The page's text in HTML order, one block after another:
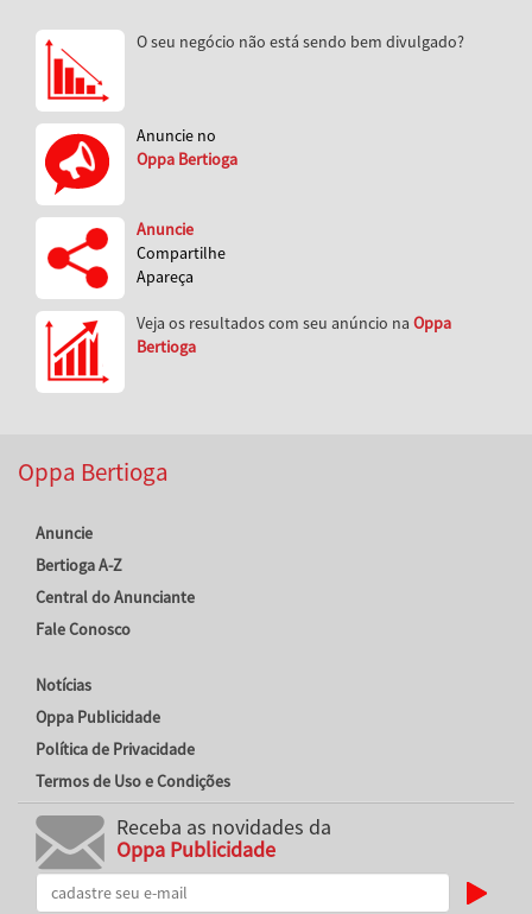
O seu negócio não está sendo bem divulgado?
Anuncie no
Oppa Bertioga
Anuncie
Compartilhe
Apareça
Veja os resultados com seu anúncio na Oppa
Bertioga
Oppa Bertioga
Anuncie
Bertioga A-Z
Central do Anunciante
Fale Conosco
Notícias
Oppa Publicidade
Política de Privacidade
Termos de Uso e Condições
Receba as novidades da
Oppa Publicidade